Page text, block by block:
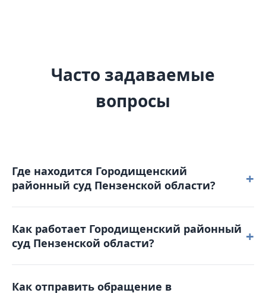
Часто задаваемые
вопросы
Где находится Городищенский
районный суд Пензенской области?
+
расположен по адресу: 442310, Пензенская
область, г. Городище, ул. Комсомольская, д. 42.
Как работает Городищенский районный
суд Пензенской области?
+
00 пятница: с 9-00 до 16-45. Обеденный перерыв с
Как отправить обращение в